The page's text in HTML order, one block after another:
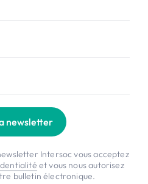
newsletter
Intersoc vous acceptez
et vous nous autorisez
bulletin électronique.